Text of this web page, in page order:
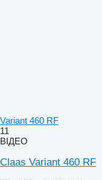
Variant 460 RF
11
ВІДЕО
Claas Variant 460 RF